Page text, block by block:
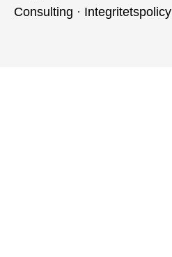
Consulting · Integritetspolicy